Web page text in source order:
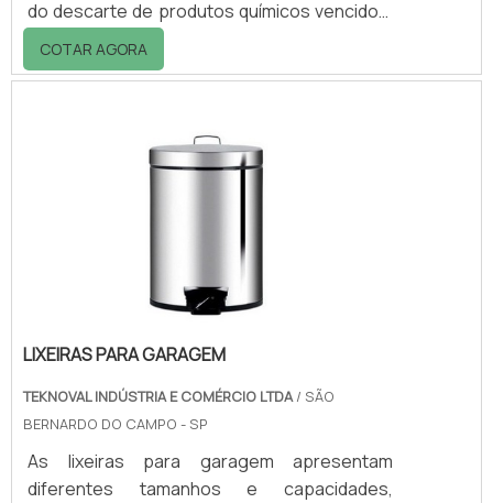
do descarte de produtos químicos vencidos.
Existem uma série de práticas corretas que
evitam esses problemas e tais
empresas e consumidores finais adotem as
exigências como processo padrão. Antes de
COTAR AGORA
LIXEIRAS PARA GARAGEM
TEKNOVAL INDÚSTRIA E COMÉRCIO LTDA/ SÃO
BERNARDO DO CAMPO - SP
As lixeiras para garagem apresentam
diferentes tamanhos e capacidades,